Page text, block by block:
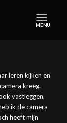
leren kijken en
kreeg.
vastleggen,
ik de camera
heeft mijn